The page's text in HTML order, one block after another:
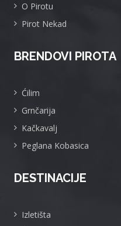
O Pirotu
Pirot Nekad
BRENDOVI PIROTA
Ćilim
Grnčarija
Kačkavalj
Peglana Kobasica
DESTINACIJE
Izletišta